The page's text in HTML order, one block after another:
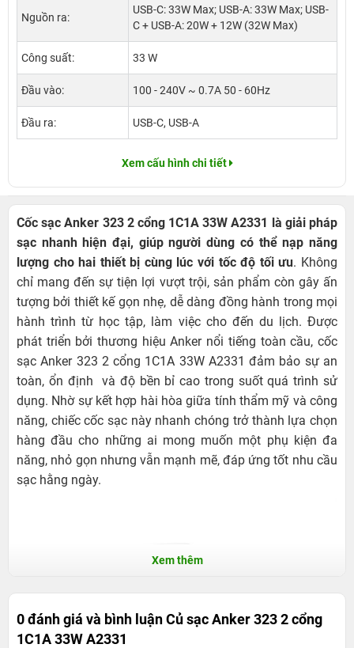
Nguồn ra:
USB-C: 33W Max; USB-A: 33W Max; USB-
C + USB-A: 20W + 12W (32W Max)
Công suất: 33 W
Đầu vào: 100 - 240V ~ 0.7A 50 - 60Hz
Đầu ra: USB-C, USB-A
Xem cấu hình chi tiết
Cốc sạc Anker 323 2 cổng 1C1A 33W A2331 là giải pháp
sạc nhanh hiện đại, giúp người dùng có thể nạp năng
lượng cho hai thiết bị cùng lúc với tốc độ tối ưu. Không
chỉ mang đến sự tiện lợi vượt trội, sản phẩm còn gây ấn
tượng bởi thiết kế gọn nhẹ, dễ dàng đồng hành trong mọi
hành trình từ học tập, làm việc cho đến du lịch. Được
phát triển bởi thương hiệu Anker nổi tiếng toàn cầu, cốc
sạc Anker 323 2 cổng 1C1A 33W A2331 đảm bảo sự an
toàn, ổn định và độ bền bỉ cao trong suốt quá trình sử
dụng. Nhờ sự kết hợp hài hòa giữa tính thẩm mỹ và công
năng, chiếc cốc sạc này nhanh chóng trở thành lựa chọn
hàng đầu cho những ai mong muốn một phụ kiện đa
năng, nhỏ gọn nhưng vẫn mạnh mẽ, đáp ứng tốt nhu cầu
sạc hằng ngày.
Xem thêm
0 đánh giá và bình luậnCủ sạc Anker 323 2 cổng
1C1A 33W A2331